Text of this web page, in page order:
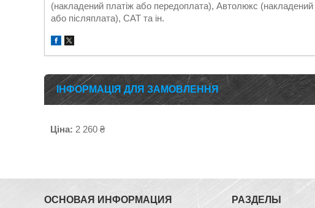
(накладений платіж або передоплата), Автолюкс
або післяплата), САТ та ін.
ІНФОРМАЦІЯ ДЛЯ ЗАМОВЛЕННЯ
Ціна: 2 260 ₴
ОСНОВАЯ ИНФОРМАЦИЯ РАЗДЕЛЫ